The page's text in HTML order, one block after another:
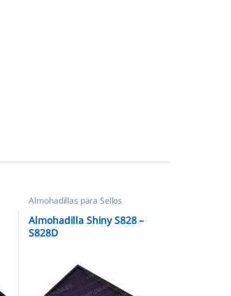
Almohadillas para Sellos
Automáticos Almohadillas Shiny
Almohadilla Shiny S828 –
S828D